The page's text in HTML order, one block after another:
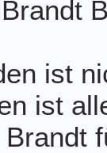
ist
ist
Brandt